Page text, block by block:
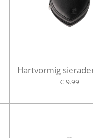
Hartvormig
€ 9,99